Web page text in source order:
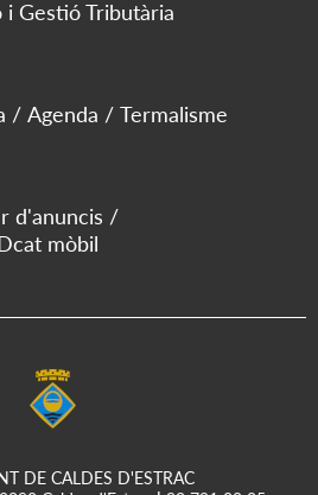
i Gestió Tributària
Agenda Termalisme
d'anuncis
mòbil
DE CALDES D'ESTRAC